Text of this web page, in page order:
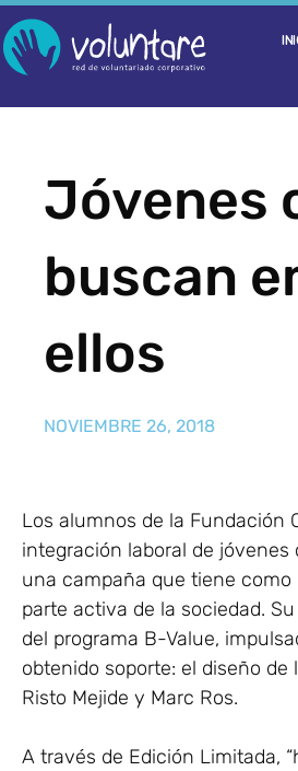
Jóvenes
buscan
ellos
NOVIEMBRE 26, 2018
Los alumnos de la Fundación
integración laboral de
una campaña que tiene
parte activa de la sociedad.
del programa B-Value,
obtenido soporte: el diseño
Risto Mejide y Marc Ros.
A través de Edición Limitada,